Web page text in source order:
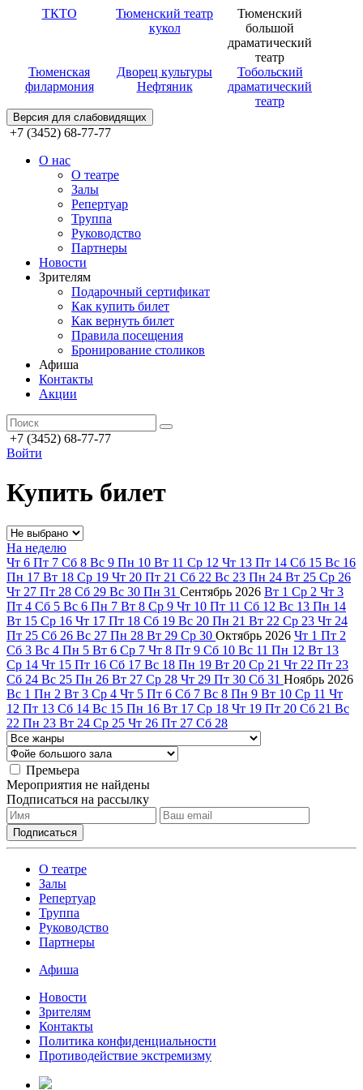
ТКТО
Тюменский театр
кукол
Тюменский
большой
драматический
театр
Тюменская
филармония
Дворец культуры
Нефтяник
Тобольский
драматический
театр
Версия для слабовидящих
+7 (3452) 68-77-77
О нас
О театре
Залы
Репертуар
Труппа
Руководство
Партнеры
Новости
Зрителям
Подарочный сертификат
Как купить билет
Как вернуть билет
Правила посещения
Бронирование столиков
Афиша
Контакты
Акции
+7 (3452) 68-77-77
Войти
Купить билет
На неделю
Чт 6 Пт 7 Сб 8 Вс 9 Пн 10 Вт 11 Ср 12 Чт 13 Пт 14 Сб 15 Вс 16
Пн 17 Вт 18 Ср 19 Чт 20 Пт 21 Сб 22 Вс 23 Пн 24 Вт 25 Ср 26
Чт 27 Пт 28 Сб 29 Вс 30 Пн 31 Сентябрь 2026 Вт 1 Ср 2 Чт 3
Пт 4 Сб 5 Вс 6 Пн 7 Вт 8 Ср 9 Чт 10 Пт 11 Сб 12 Вс 13 Пн 14
Вт 15 Ср 16 Чт 17 Пт 18 Сб 19 Вс 20 Пн 21 Вт 22 Ср 23 Чт 24
Пт 25 Сб 26 Вс 27 Пн 28 Вт 29 Ср 30 Октябрь 2026 Чт 1 Пт 2
Сб 3 Вс 4 Пн 5 Вт 6 Ср 7 Чт 8 Пт 9 Сб 10 Вс 11 Пн 12 Вт 13
Ср 14 Чт 15 Пт 16 Сб 17 Вс 18 Пн 19 Вт 20 Ср 21 Чт 22 Пт 23
Сб 24 Вс 25 Пн 26 Вт 27 Ср 28 Чт 29 Пт 30 Сб 31 Ноябрь 2026
Вс 1 Пн 2 Вт 3 Ср 4 Чт 5 Пт 6 Сб 7 Вс 8 Пн 9 Вт 10 Ср 11 Чт
12 Пт 13 Сб 14 Вс 15 Пн 16 Вт 17 Ср 18 Чт 19 Пт 20 Сб 21 Вс
22 Пн 23 Вт 24 Ср 25 Чт 26 Пт 27 Сб 28
Премьера
Мероприятия не найдены
Подписаться на рассылку
О театре
Залы
Репертуар
Труппа
Руководство
Партнеры
Афиша
Новости
Зрителям
Контакты
Политика конфиденциальности
Противодействие экстремизму